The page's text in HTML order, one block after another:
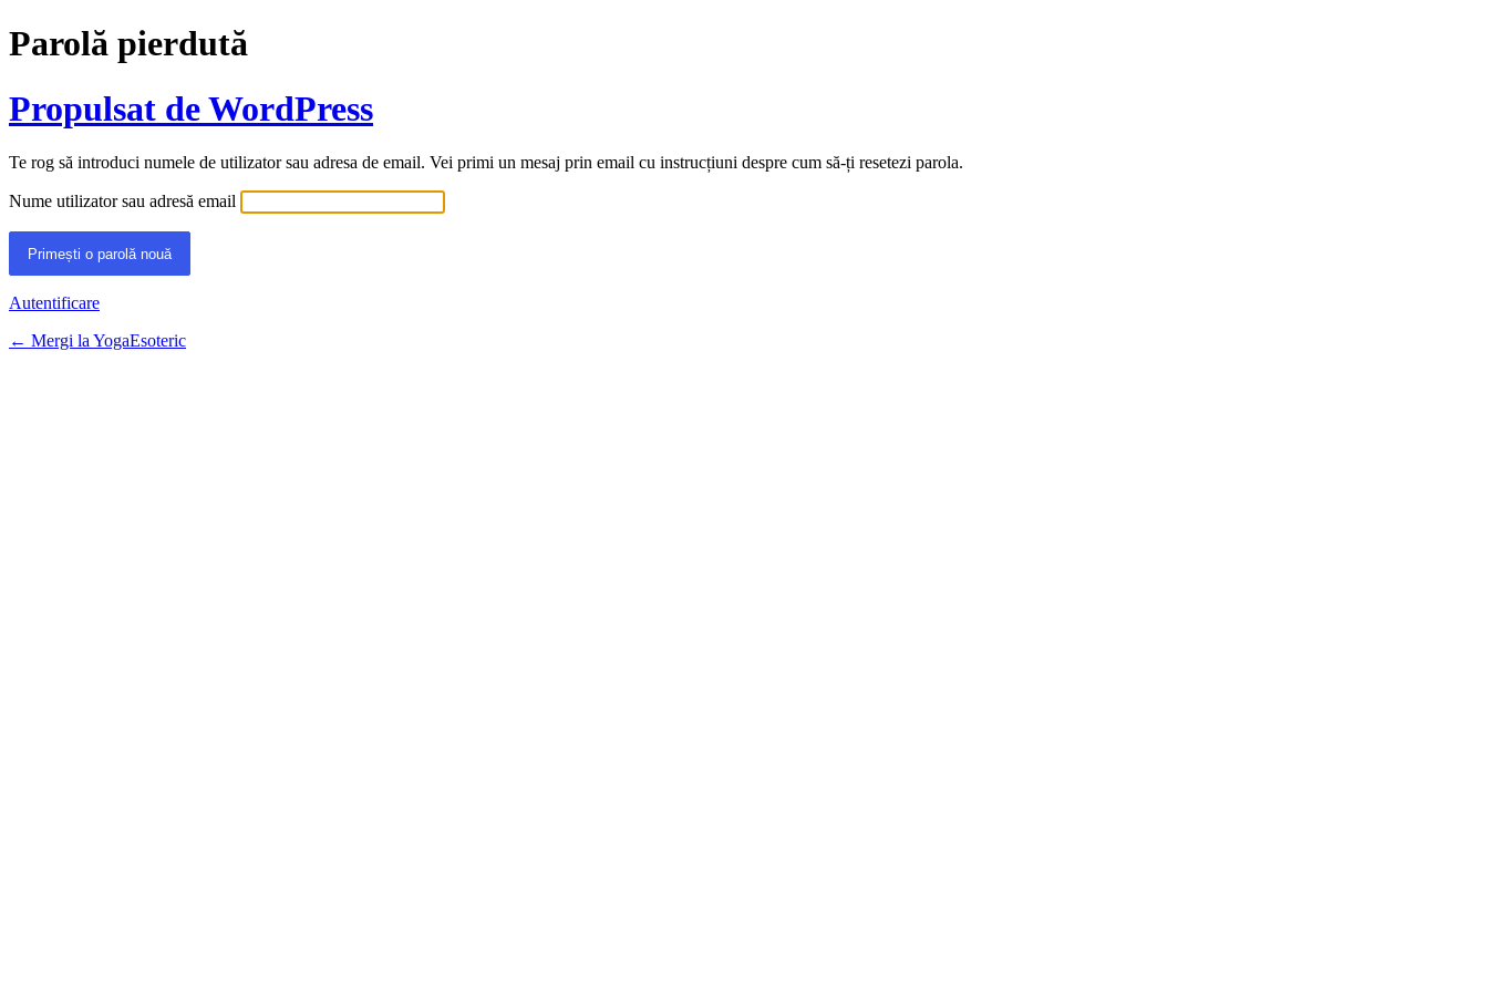
Parolă pierdută
Propulsat de WordPress
Te rog să introduci numele de utilizator sau adresa de email. Vei primi un mesaj prin email cu instrucțiuni despre cum să-ți resetezi parola.
Nume utilizator sau adresă email
Autentificare
← Mergi la YogaEsoteric